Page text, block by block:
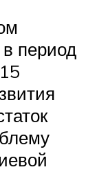
период